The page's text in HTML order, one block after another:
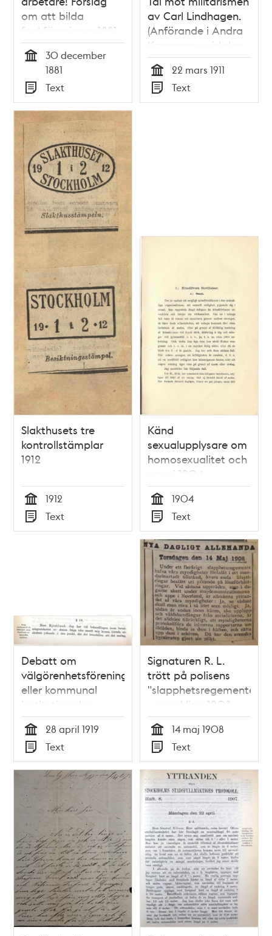
om att bilda
fackföreningar 1881
30 december
1881
Typ
Text
av Carl Lindhagen.
(Anförande i Andra
Kammaren vid den
stora
militärdebatten den
22 mars 1911)
Tid
22 mars 1911
Typ
Text
Slakthusets tre
kontrollstämplar
1912
Tid
1912
Typ
Text
Känd
sexualupplysare om
homosexualitet och
onani 1904
Tid
1904
Typ
Text
Debatt om
välgörenhetsförening
eller kommunal
institution ska
fördela understöd
till familjer
drabbade av
spanska sjukan 1919
Tid
28 april 1919
Typ
Text
Signaturen R. L.
trött på polisens
"slapphetsregemente"
- pressklipp 1908
Tid
14 maj 1908
Typ
Text